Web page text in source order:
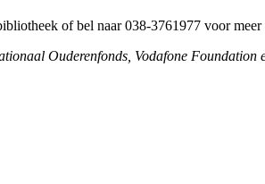
of bel naar 038-3761977 voor
Ouderenfonds, Vodafone Foundation